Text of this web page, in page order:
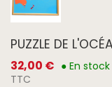
PUZZLE DE
32,00 € ● En stock
TTC